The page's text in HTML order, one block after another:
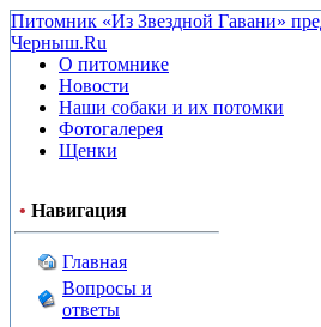
Питомник «Из Звездной Гавани»
Черныш.Ru
О питомнике
Новости
Наши собаки и их потомки
Фотогалерея
Щенки
• Навигация
Главная
Вопросы и
ответы